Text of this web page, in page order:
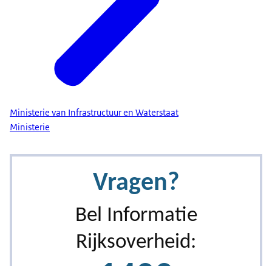
Ministerie van Infrastructuur en Waterstaat
Ministerie